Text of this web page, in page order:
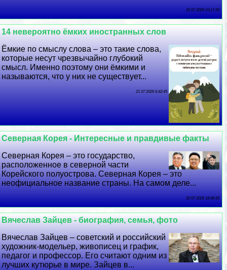
22 07 2026 23:17:30
14 невероятно ёмких иностранных слов
Ёмкие по смыслу слова – это такие слова,
которые несут чрезвычайно глубокий
смысл. Именно поэтому они ёмкими и
называются, что у них не существует...
21 07 2026 6:42:45
Северная Корея - Интересные и правдивые факты
Северная Корея – это государство,
расположенное в северной части
Корейского полуострова. Северная Корея – это
неофициальное название страны. На самом деле...
20 07 2026 18:46:45
Вячеслав Зайцев - биография, семья, фото
Вячеслав Зайцев – советский и российский
художник-модельер, живописец и график,
педагог и профессор. Его считают одним из
лучших кутюрье в мире. Зайцев в...